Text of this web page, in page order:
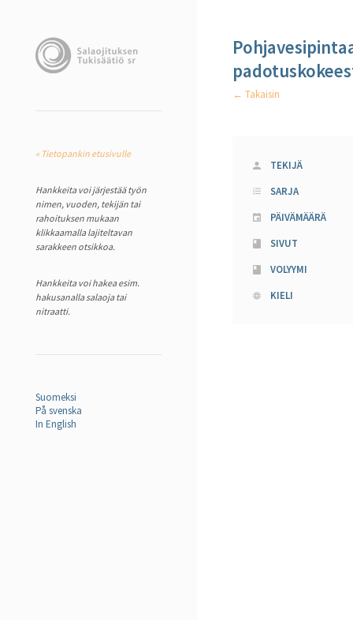
« Tietopankin etusivulle
Hankkeita voi järjestää työn
nimen, vuoden, tekijän tai
rahoituksen mukaan
klikkaamalla lajiteltavan
sarakkeen otsikkoa.
Hankkeita voi hakea esim.
hakusanalla salaoja tai
nitraatti.
Suomeksi
På svenska
In English
← Takaisin
TEKIJÄ
SARJA
PÄIVÄMÄÄRÄ
SIVUT
VOLYYMI
KIELI